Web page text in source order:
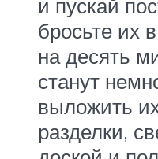
и пускай
бросьте их
на десять
станут
выложить
разделки,